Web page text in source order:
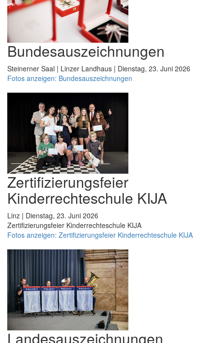
Bundesauszeichnungen
Steinerner Saal | Linzer Landhaus | Dienstag, 23. Juni 2026
Fotos anzeigen: Bundesauszeichnungen
Zertifizierungsfeier
Kinderrechteschule KIJA
Linz | Dienstag, 23. Juni 2026
Zertifizierungsfeier Kinderrechteschule KIJA
Fotos anzeigen: Zertifizierungsfeier Kinderrechteschule KIJA
Landesauszeichnungen